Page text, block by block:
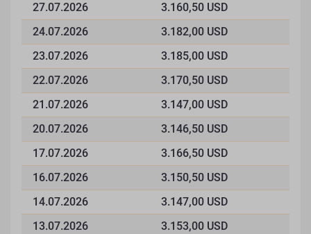
27.07.2026
3.160,50 USD
24.07.2026
3.182,00 USD
23.07.2026
3.185,00 USD
22.07.2026
3.170,50 USD
21.07.2026
3.147,00 USD
20.07.2026
3.146,50 USD
17.07.2026
3.166,50 USD
16.07.2026
3.150,50 USD
14.07.2026
3.147,00 USD
13.07.2026
3.153,00 USD